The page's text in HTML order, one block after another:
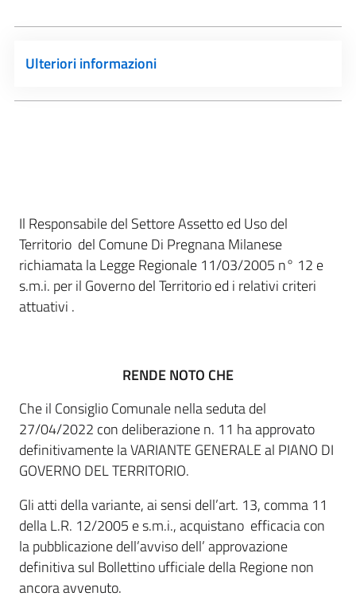
Ulteriori informazioni
Il Responsabile del Settore Assetto ed Uso del
Territorio del Comune Di Pregnana Milanese
richiamata la Legge Regionale 11/03/2005 n° 12 e
s.m.i. per il Governo del Territorio ed i relativi criteri
attuativi .
RENDE NOTO CHE
Che il Consiglio Comunale nella seduta del
27/04/2022 con deliberazione n. 11 ha approvato
definitivamente la VARIANTE GENERALE al PIANO DI
GOVERNO DEL TERRITORIO.
Gli atti della variante, ai sensi dell’art. 13, comma 11
della L.R. 12/2005 e s.m.i., acquistano efficacia con
la pubblicazione dell’avviso dell’ approvazione
definitiva sul Bollettino ufficiale della Regione non
ancora avvenuto.